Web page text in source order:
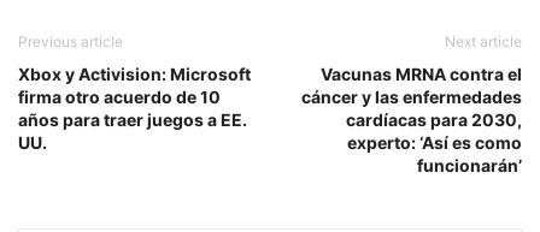
Previous article
Xbox y Activision: Microsoft
firma otro acuerdo de 10
años para traer juegos a EE.
UU.
Next article
Vacunas MRNA contra el
cáncer y las enfermedades
cardíacas para 2030,
experto: ‘Así es como
funcionarán’